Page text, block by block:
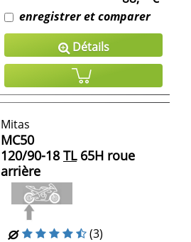
enregistrer et comparer
Détails
Mitas
MC50
120/90-18 TL65H roue
arrière
(3)